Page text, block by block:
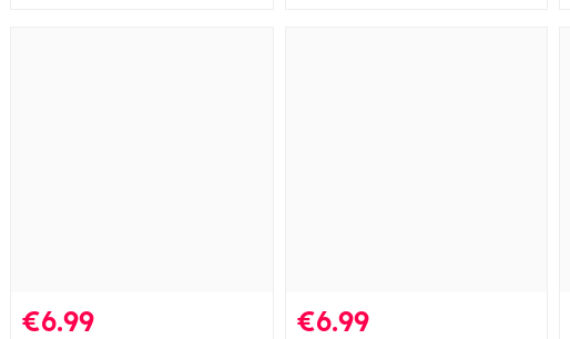
€6.99 €6.99